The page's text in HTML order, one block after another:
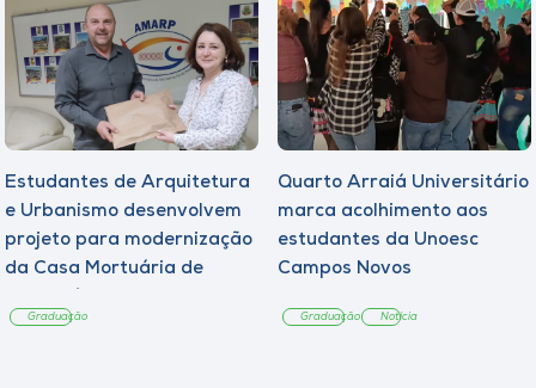
Estudantes de Arquitetura
e Urbanismo desenvolvem
projeto para modernização
da Casa Mortuária de
Graduação
Quarto Arraiá Universitário
marca acolhimento aos
estudantes da Unoesc
Campos Novos
Graduação Notícia